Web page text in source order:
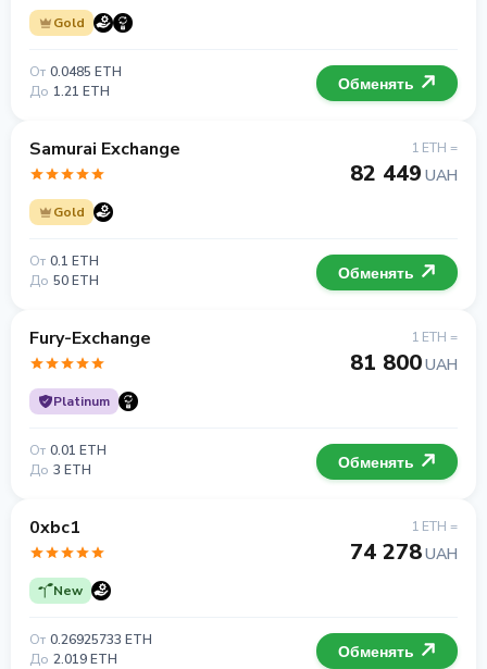
Gold
От 0.0485 ETH
До 1.21 ETH Обменять
Samurai Exchange
Gold
1 ETH =
82 449 UAH
От 0.1 ETH
До 50 ETH Обменять
Fury-Exchange
Platinum
1 ETH =
81 800UAH
От 0.01 ETH
До 3 ETH Обменять
0xbc1
New
1 ETH =
74 278UAH
От 0.26925733 ETH
До 2.019 ETH Обменять